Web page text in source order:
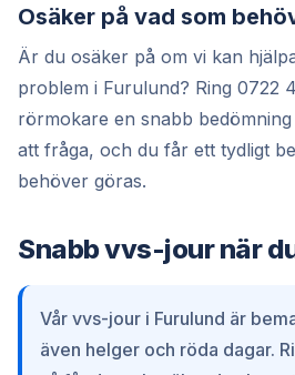
Osäker på vad som
Är du osäker på om vi kan
problem i Furulund? Ring 0722
rörmokare en snabb
att fråga, och du får ett tydligt
behöver göras.
Snabb vvs-jour när
Vår vvs-jour i Furulund är
även helger och röda dagar.